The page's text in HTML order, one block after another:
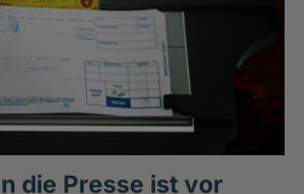
die Presse ist vor